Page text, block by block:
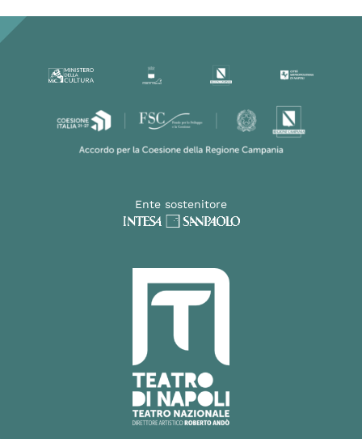
Ente sostenitore